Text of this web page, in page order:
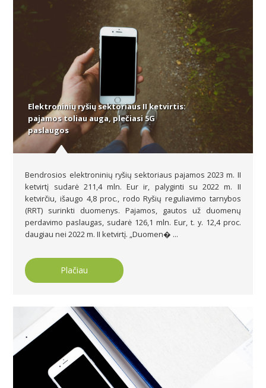
Elektroninių ryšių sektoriaus II ketvirtis:
pajamos toliau auga, plečiasi 5G
paslaugos
Bendrosios elektroninių ryšių sektoriaus pajamos 2023 m. II
ketvirtį sudarė 211,4 mln. Eur ir, palyginti su 2022 m. II
ketvirčiu, išaugo 4,8 proc., rodo Ryšių reguliavimo tarnybos
(RRT) surinkti duomenys. Pajamos, gautos už duomenų
perdavimo paslaugas, sudarė 126,1 mln. Eur, t. y. 12,4 proc.
daugiau nei 2022 m. II ketvirtį. „Duomen� ...
Plačiau